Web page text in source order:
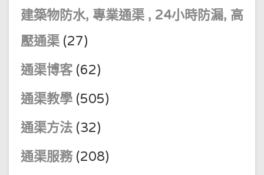
建築物防水, 專業通渠 , 24小時防漏, 高
壓通渠 (27)
通渠博客(62)
通渠教學 (505)
通渠方法 (32)
通渠服務(208)